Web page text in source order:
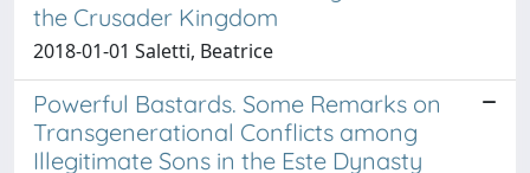
the Crusader Kingdom
2018-01-01 Saletti, Beatrice
Powerful Bastards. Some Remarks on
Transgenerational Conflicts among
Illegitimate Sons in the Este Dynasty